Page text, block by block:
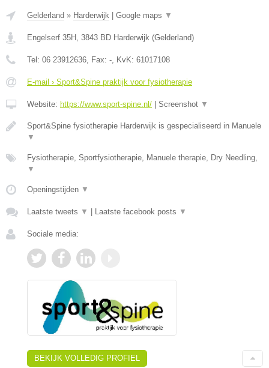
Gelderland » Harderwijk | Google maps ▼
Engelserf 35H 3843 BD Harderwijk (Gelderland)
Tel: 06 23912636 , Fax: - , KvK: 61017108
E-mail › Sport&Spine praktijk voor fysiotherapie
Website: https://www.sport-spine.nl/ | Screenshot ▼
Sport&Spine fysiotherapie Harderwijk is gespecialiseerd in Manuele
▼
Fysiotherapie, Sportfysiotherapie, Manuele therapie, Dry Needling,
▼
Openingstijden ▼
Laatste tweets ▼ | Laatste facebook posts ▼
Sociale media:
BEKIJK VOLLEDIG PROFIEL